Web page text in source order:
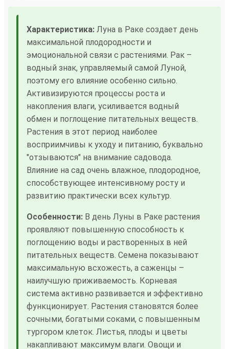
Характеристика: Луна в Раке создает день
максимальной плодородности и
эмоциональной связи с растениями. Рак –
водный знак, управляемый самой Луной,
поэтому его влияние особенно сильно.
Активизируются процессы роста и
накопления влаги, усиливается водный
обмен и поглощение питательных веществ.
Растения в этот период наиболее
восприимчивы к уходу и питанию, буквально
"отзываются" на внимание садовода.
Влияние на сад очень влажное, плодородное,
способствующее интенсивному росту и
развитию практически всех культур.
Особенности: В день Луны в Раке растения
проявляют повышенную способность к
поглощению воды и растворенных в ней
питательных веществ. Семена показывают
максимальную всхожесть, а саженцы –
наилучшую приживаемость. Корневая
система активно развивается и эффективно
функционирует. Растения становятся более
сочными, богатыми соками, с повышенным
тургором клеток. Листья, плоды и цветы
накапливают максимум влаги. Овощи и